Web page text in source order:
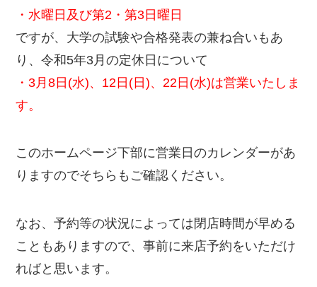
・水曜日及び第2・第3日曜日
ですが、大学の試験や合格発表の兼ね合いもあ
り、令和5年3月の定休日について
・3月8日(水)、12日(日)、22日(水)は営業いたしま
す。
このホームページ下部に営業日のカレンダーがあ
りますのでそちらもご確認ください。
なお、予約等の状況によっては閉店時間が早める
こともありますので、事前に来店予約をいただけ
ればと思います。